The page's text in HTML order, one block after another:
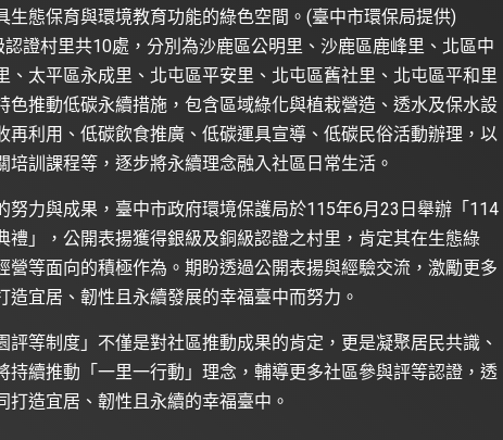
生態保育與環境教育功能的綠色空間。(臺中市環保局提供)
證村里共10處，分別為沙鹿區公明里、沙鹿區鹿峰里、北區中
、太平區永成里、北屯區平安里、北屯區舊社里、北屯區平和里
色推動低碳永續措施，包含區域綠化與植栽營造、透水及保水設
再利用、低碳飲食推廣、低碳運具宣導、低碳民俗活動辦理，以
培訓課程等，逐步將永續理念融入社區日常生活。
努力與成果，臺中市政府環境保護局於115年6月23日舉辦「114
禮」，公開表揚獲得銀級及銅級認證之村里，肯定其在生態綠
營等面向的積極作為。期盼透過公開表揚與經驗交流，激勵更多
造宜居、韌性且永續發展的幸福臺中而努力。
等制度」不僅是對社區推動成果的肯定，更是凝聚居民共識、
持續推動「一里一行動」理念，輔導更多社區參與評等認證，透
造宜居、韌性且永續的幸福臺中。